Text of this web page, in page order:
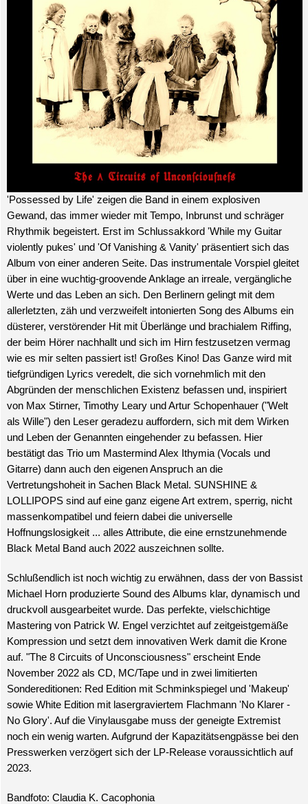
'Possessed by Life' zeigen die Band in einem explosiven
Gewand, das immer wieder mit Tempo, Inbrunst und schräger
Rhythmik begeistert. Erst im Schlussakkord 'While my Guitar
violently pukes' und 'Of Vanishing & Vanity' präsentiert sich das
Album von einer anderen Seite. Das instrumentale Vorspiel gleitet
über in eine wuchtig-groovende Anklage an irreale, vergängliche
Werte und das Leben an sich. Den Berlinern gelingt mit dem
allerletzten, zäh und verzweifelt intonierten Song des Albums ein
düsterer, verstörender Hit mit Überlänge und brachialem Riffing,
der beim Hörer nachhallt und sich im Hirn festzusetzen vermag
wie es mir selten passiert ist! Großes Kino! Das Ganze wird mit
tiefgründigen Lyrics veredelt, die sich vornehmlich mit den
Abgründen der menschlichen Existenz befassen und, inspiriert
von Max Stirner, Timothy Leary und Artur Schopenhauer ("Welt
als Wille") den Leser geradezu auffordern, sich mit dem Wirken
und Leben der Genannten eingehender zu befassen. Hier
bestätigt das Trio um Mastermind Alex Ithymia (Vocals und
Gitarre) dann auch den eigenen Anspruch an die
Vertretungshoheit in Sachen Black Metal. SUNSHINE &
LOLLIPOPS sind auf eine ganz eigene Art extrem, sperrig, nicht
massenkompatibel und feiern dabei die universelle
Hoffnungslosigkeit ... alles Attribute, die eine ernstzunehmende
Black Metal Band auch 2022 auszeichnen sollte.
Schlußendlich ist noch wichtig zu erwähnen, dass der von Bassist
Michael Horn produzierte Sound des Albums klar, dynamisch und
druckvoll ausgearbeitet wurde. Das perfekte, vielschichtige
Mastering von Patrick W. Engel verzichtet auf zeitgeistgemäße
Kompression und setzt dem innovativen Werk damit die Krone
auf. "The 8 Circuits of Unconsciousness" erscheint Ende
November 2022 als CD, MC/Tape und in zwei limitierten
Sondereditionen: Red Edition mit Schminkspiegel und 'Makeup'
sowie White Edition mit lasergraviertem Flachmann 'No Klarer -
No Glory'. Auf die Vinylausgabe muss der geneigte Extremist
noch ein wenig warten. Aufgrund der Kapazitätsengpässe bei den
Presswerken verzögert sich der LP-Release voraussichtlich auf
2023.
Bandfoto: Claudia K. Cacophonia